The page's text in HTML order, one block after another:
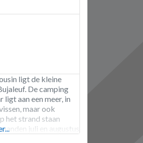
ligt de kleine
De camping
ligt aan een meer, in
maar ook
het strand staan
juli en augustus